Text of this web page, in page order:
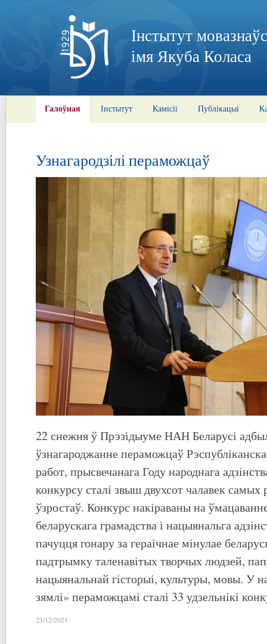
Інстытут
імя Якуба Коласа
Галоўная Інстытут Камісіі Публікацыі
Узнагародзілі пераможцаў
22 снежня ў Прэзідыуме НАН Беларусі
ўзнагароджанне пераможцаў
работ, прысвечанага Году народнага
конкурсу сталі звыш двухсот чалавек самых
ўзростаў. Конкурс накіраваны на
беларускага грамадства і нацыянальга
пачуцця гонару за гераічнае мінулае
падтрымку таленавітых творчых людзей,
нацыянальнай гісторыі, культуры, мовы. У
зямлі» пераможцамі сталі 33 удзельнікі
23/12/2021